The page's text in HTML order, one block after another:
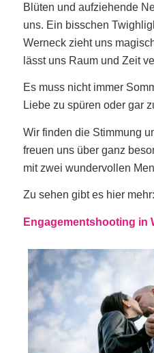
Blüten und aufziehende
uns. Ein bisschen
Werneck zieht uns
lässt uns Raum und Zeit
Es muss nicht immer
Liebe zu spüren oder gar
Wir finden die Stimmung
freuen uns über ganz
mit zwei wundervollen
Zu sehen gibt es hier mehr:
Engagementshooting in